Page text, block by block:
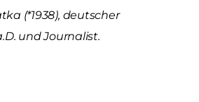
(*1938), deutscher
und Journalist.